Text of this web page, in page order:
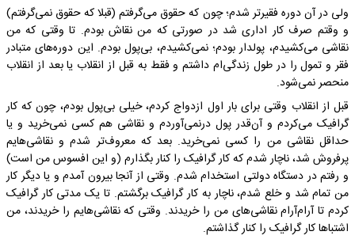
ولی در آن دوره فقیرتر شدم؛ چون که حقوق می‌گرفتم (قبلا که حقوق نمی‌گرفتم)
و وقتم صرف کار اداری شد در صورتی که من نقاش بودم. تا وقتی که من
نقاشی می‌کشیدم، پولدار بودم؛ نمی‌کشیدم، بی‌پول بودم. این دوره‌های متبادر
فقر و تمول را در طول زندگی‌ام داشتم و فقط به قبل از انقلاب یا بعد از انقلاب
منحصر نمی‌شود.
قبل از انقلاب وقتی برای بار اول ازدواج کردم، خیلی بی‌پول بودم، چون که کار
گرافیک می‌کردم و آن‌قدر پول درنمی‌آوردم و نقاشی هم کسی نمی‌خرید و یا
حداقل نقاشی من را کسی نمی‌خرید. بعد که معروف‌تر شدم و نقاشی‌هایم
پرفروش شد، ناچار شدم که کار گرافیک را کنار بگذارم (و این افسوس من است)
و رفتم در دستگاه دولتی استخدام شدم. وقتی از آنجا بیرون آمدم و یا دیگر کار
من تمام شد و خلع شدم، ناچار به کار گرافیک برگشتم. تا یک مدتی کار گرافیک
کردم تا آرام‌آرام نقاشی‌های من را خریدند. وقتی که نقاشی‌هایم را خریدند، من
اشتباها کار گرافیک را کنار گذاشتم.